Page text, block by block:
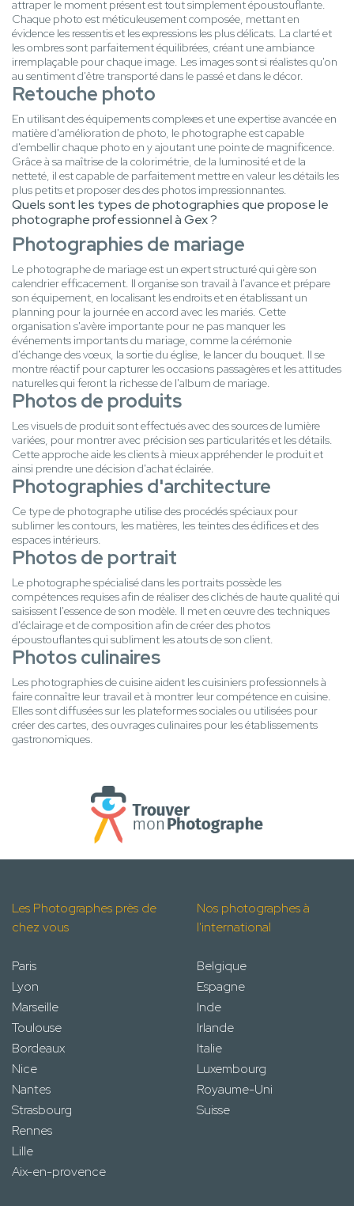
attraper le moment présent est tout simplement époustouflante.
Chaque photo est méticuleusement composée, mettant en
évidence les ressentis et les expressions les plus délicats. La clarté et
les ombres sont parfaitement équilibrées, créant une ambiance
irremplaçable pour chaque image. Les images sont si réalistes qu'on
au sentiment d'être transporté dans le passé et dans le décor.
Retouche photo
En utilisant des équipements complexes et une expertise avancée en
matière d'amélioration de photo, le photographe est capable
d'embellir chaque photo en y ajoutant une pointe de magnificence.
Grâce à sa maîtrise de la colorimétrie, de la luminosité et de la
netteté, il est capable de parfaitement mettre en valeur les détails les
plus petits et proposer des des photos impressionnantes.
Quels sont les types de photographies que propose le
photographe professionnel à Gex ?
Photographies de mariage
Le photographe de mariage est un expert structuré qui gère son
calendrier efficacement. Il organise son travail à l'avance et prépare
son équipement, en localisant les endroits et en établissant un
planning pour la journée en accord avec les mariés. Cette
organisation s'avère importante pour ne pas manquer les
événements importants du mariage, comme la cérémonie
d'échange des vœux, la sortie du église, le lancer du bouquet. Il se
montre réactif pour capturer les occasions passagères et les attitudes
naturelles qui feront la richesse de l'album de mariage.
Photos de produits
Les visuels de produit sont effectués avec des sources de lumière
variées, pour montrer avec précision ses particularités et les détails.
Cette approche aide les clients à mieux appréhender le produit et
ainsi prendre une décision d'achat éclairée.
Photographies d'architecture
Ce type de photographe utilise des procédés spéciaux pour
sublimer les contours, les matières, les teintes des édifices et des
espaces intérieurs.
Photos de portrait
Le photographe spécialisé dans les portraits possède les
compétences requises afin de réaliser des clichés de haute qualité qui
saisissent l'essence de son modèle. Il met en œuvre des techniques
d'éclairage et de composition afin de créer des photos
époustouflantes qui subliment les atouts de son client.
Photos culinaires
Les photographies de cuisine aident les cuisiniers professionnels à
faire connaître leur travail et à montrer leur compétence en cuisine.
Elles sont diffusées sur les plateformes sociales ou utilisées pour
créer des cartes, des ouvrages culinaires pour les établissements
gastronomiques.
Les Photographes près de
chez vous
Paris
Lyon
Marseille
Toulouse
Bordeaux
Nice
Nantes
Strasbourg
Rennes
Lille
Aix-en-provence
Nos photographes à
l'international
Belgique
Espagne
Inde
Irlande
Italie
Luxembourg
Royaume-Uni
Suisse